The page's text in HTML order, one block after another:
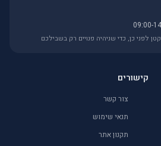
לפני כן, כדי שניהיה פנויים רק בשבילכם
קישורים
צור קשר
תנאי שימוש
תקנון אתר